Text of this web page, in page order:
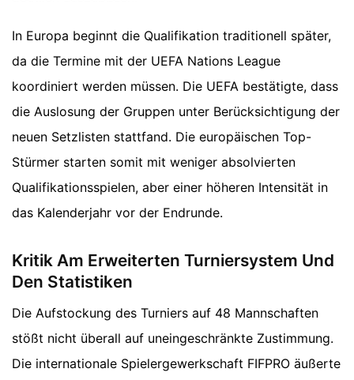
In Europa beginnt die Qualifikation traditionell später,
da die Termine mit der UEFA Nations League
koordiniert werden müssen. Die UEFA bestätigte, dass
die Auslosung der Gruppen unter Berücksichtigung der
neuen Setzlisten stattfand. Die europäischen Top-
Stürmer starten somit mit weniger absolvierten
Qualifikationsspielen, aber einer höheren Intensität in
das Kalenderjahr vor der Endrunde.
Kritik Am Erweiterten Turniersystem Und
Den Statistiken
Die Aufstockung des Turniers auf 48 Mannschaften
stößt nicht überall auf uneingeschränkte Zustimmung.
Die internationale Spielergewerkschaft FIFPRO äußerte